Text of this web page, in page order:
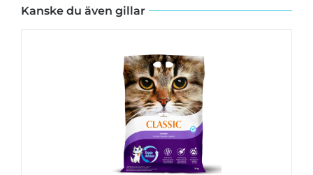
Kanske du även gillar